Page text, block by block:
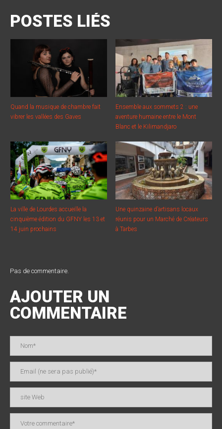
POSTES LIÉS
Quand la musique de chambre fait
vibrer les vallées des Gaves
Ensemble aux sommets 2 : une
aventure humaine entre le Mont
Blanc et le Kilimandjaro
La ville de Lourdes accueille la
cinquième édition du GFNY les 13 et
14 juin prochains
Une quinzaine d’artisans locaux
réunis pour un Marché de Créateurs
à Tarbes
Pas de commentaire.
AJOUTER UN
COMMENTAIRE